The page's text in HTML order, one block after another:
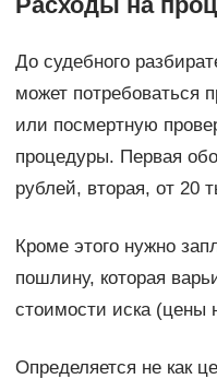
До судебного
может потребоваться
или посмертную
процедуры. Первая
рублей, вторая, от 20
Кроме этого нужно
пошлину, которая
стоимости иска (цены
Определяется не как